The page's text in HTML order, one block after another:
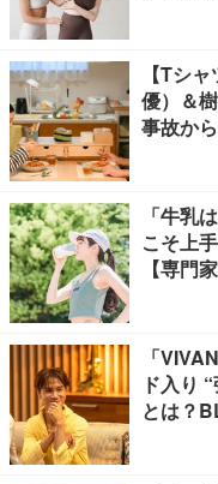
【Tシャツが
優）＆
事故か
「牛乳
こそ上
【専門
「
ド入り
とは？